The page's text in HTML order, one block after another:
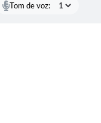
Tom de voz: